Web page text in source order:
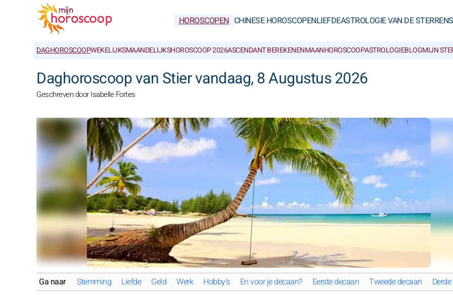
HOROSCOPEN CHINESE HOROSCOPENLIEFDEASTROLOGIE VAN DE STERREN
DAGHOROSCOOPWEKELIJKSMAANDELIJKSHOROSCOOP 2026ASCENDANT BEREKENENMAANHOROSCOOPASTROLOGIEBLOGMIJN
Daghoroscoop van Stier vandaag, 8 Augustus 2026
Geschreven door Isabelle Fortes
Ga naar Stemming Liefde Geld Werk Hobby's En voor je decaan? Eerste decaan Tweede decaan